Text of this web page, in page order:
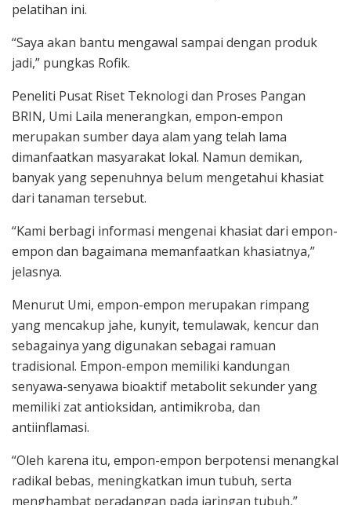
pelatihan ini.
“Saya akan bantu mengawal sampai dengan produk
jadi,” pungkas Rofik.
Peneliti Pusat Riset Teknologi dan Proses Pangan
BRIN, Umi Laila menerangkan, empon-empon
merupakan sumber daya alam yang telah lama
dimanfaatkan masyarakat lokal. Namun demikan,
banyak yang sepenuhnya belum mengetahui khasiat
dari tanaman tersebut.
“Kami berbagi informasi mengenai khasiat dari empon-
empon dan bagaimana memanfaatkan khasiatnya,”
jelasnya.
Menurut Umi, empon-empon merupakan rimpang
yang mencakup jahe, kunyit, temulawak, kencur dan
sebagainya yang digunakan sebagai ramuan
tradisional. Empon-empon memiliki kandungan
senyawa-senyawa bioaktif metabolit sekunder yang
memiliki zat antioksidan, antimikroba, dan
antiinflamasi.
“Oleh karena itu, empon-empon berpotensi menangkal
radikal bebas, meningkatkan imun tubuh, serta
menghambat peradangan pada jaringan tubuh,”